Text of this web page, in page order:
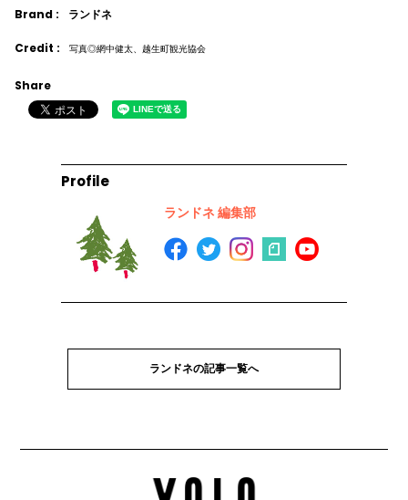
Brand : ランドネ
Credit : 写真◎網中健太、越生町観光協会
Share
Profile
ランドネ 編集部
ランドネの記事一覧へ